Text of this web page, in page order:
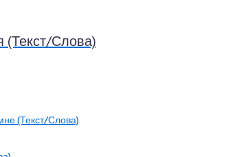
Слова)
(Текст/Слова)